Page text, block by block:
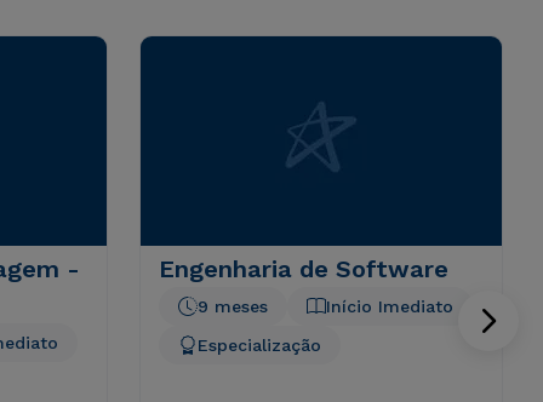
- Engenharia de Software
Início Imediato
9 meses
Especialização